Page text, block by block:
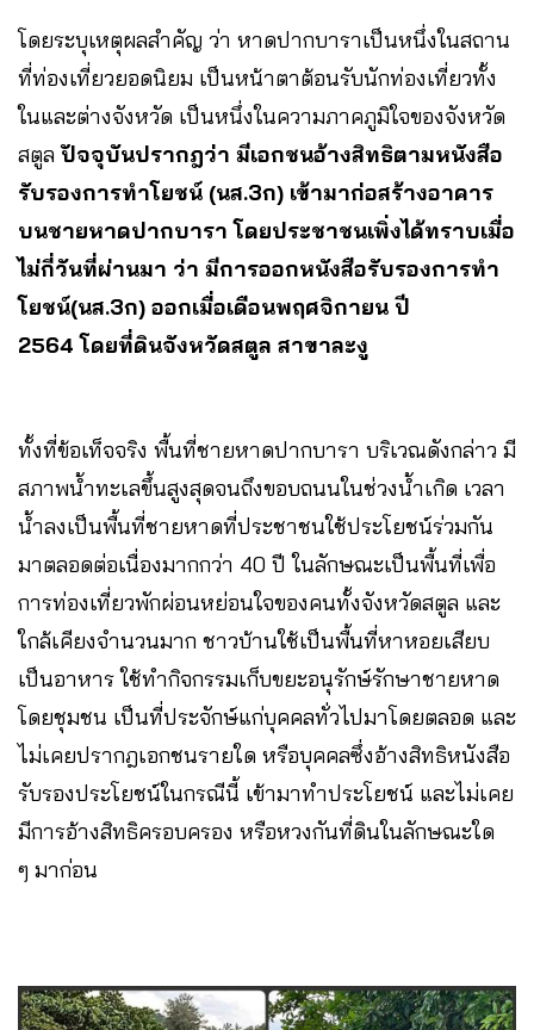
โดยระบุเหตุผลสำคัญ ว่า หาดปากบาราเป็นหนึ่งในสถาน
ที่ท่องเที่ยวยอดนิยม เป็นหน้าตาต้อนรับนักท่องเที่ยวทั้ง
ในและต่างจังหวัด เป็นหนึ่งในความภาคภูมิใจของจังหวัด
สตูลปัจจุบันปรากฎว่า มีเอกชนอ้างสิทธิตามหนังสือ
รับรองการทำโยชน์ (นส.3ก) เข้ามาก่อสร้างอาคาร
บนชายหาดปากบารา โดยประชาชนเพิ่งได้ทราบเมื่อ
ไม่กี่วันที่ผ่านมา ว่า มีการออกหนังสือรับรองการทำ
โยชน์(นส.3ก) ออกเมื่อเดือนพฤศจิกายน ปี
2564 โดยที่ดินจังหวัดสตูล สาขาละงู
ทั้งที่ข้อเท็จจริง พื้นที่ชายหาดปากบารา บริเวณดังกล่าว มี
สภาพน้ำทะเลขึ้นสูงสุดจนถึงขอบถนนในช่วงน้ำเกิด เวลา
น้ำลงเป็นพื้นที่ชายหาดที่ประชาชนใช้ประโยชน์ร่วมกัน
มาตลอดต่อเนื่องมากกว่า 40 ปี ในลักษณะเป็นพื้นที่เพื่อ
การท่องเที่ยวพักผ่อนหย่อนใจของคนทั้งจังหวัดสตูล และ
ใกล้เคียงจำนวนมาก ชาวบ้านใช้เป็นพื้นที่หาหอยเสียบ
เป็นอาหาร ใช้ทำกิจกรรมเก็บขยะอนุรักษ์รักษาชายหาด
โดยชุมชน เป็นที่ประจักษ์แก่บุคคลทั่วไปมาโดยตลอด และ
ไม่เคยปรากฎเอกชนรายใด หรือบุคคลซึ่งอ้างสิทธิหนังสือ
รับรองประโยชน์ในกรณีนี้ เข้ามาทำประโยชน์ และไม่เคย
มีการอ้างสิทธิครอบครอง หรือหวงกันที่ดินในลักษณะใด
ๆ มาก่อน